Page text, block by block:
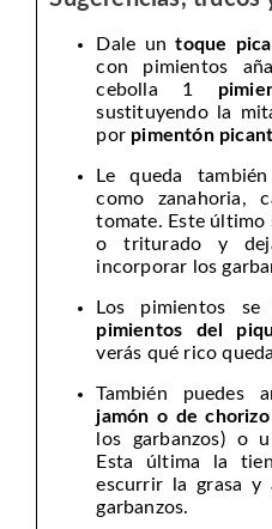
Dale untoque
con pimientos
cebolla 1
sustituyendo la
por pimentón
Le queda
como zanahoria,
tomate. Este último
o triturado y
incorporar los
Los pimientos
pimientos del
verás qué rico
También puedes
jamón o de chorizo
los garbanzos) o
Esta última la
escurrir la grasa y
garbanzos.